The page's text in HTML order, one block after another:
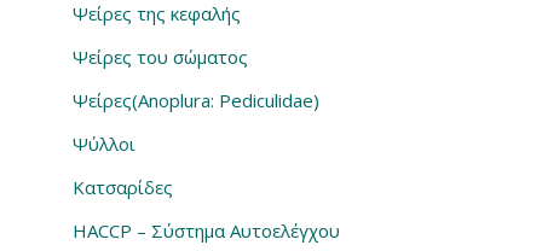
Ψείρες της κεφαλής
Ψείρες του σώματος
Ψείρες(Anoplura: Pediculidae)
Ψύλλοι
Κατσαρίδες
HACCP – Σύστημα Αυτοελέγχου